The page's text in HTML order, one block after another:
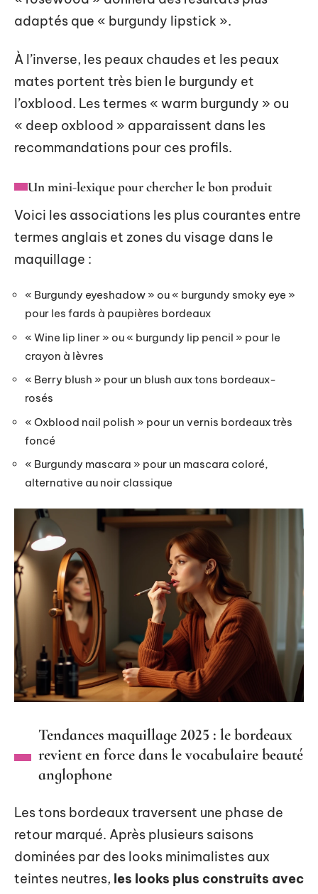
adaptés que « burgundy lipstick ».
À l’inverse, les peaux chaudes et les peaux
mates portent très bien le burgundy et
l’oxblood. Les termes « warm burgundy » ou
« deep oxblood » apparaissent dans les
recommandations pour ces profils.
Un mini-lexique pour chercher le bon produit
Voici les associations les plus courantes entre
termes anglais et zones du visage dans le
maquillage :
« Burgundy eyeshadow » ou « burgundy smoky eye »
pour les fards à paupières bordeaux
« Wine lip liner » ou « burgundy lip pencil » pour le
crayon à lèvres
« Berry blush » pour un blush aux tons bordeaux-
rosés
« Oxblood nail polish » pour un vernis bordeaux très
foncé
« Burgundy mascara » pour un mascara coloré,
alternative au noir classique
Tendances maquillage 2025 : le bordeaux
revient en force dans le vocabulaire beauté
anglophone
Les tons bordeaux traversent une phase de
retour marqué. Après plusieurs saisons
dominées par des looks minimalistes aux
teintes neutres, les looks plus construits avec